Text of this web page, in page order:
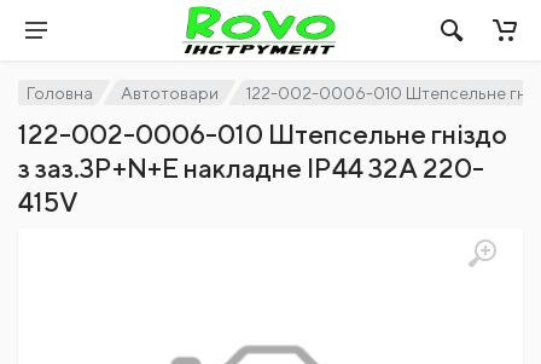
Головна Автотовари 122-002-0006-010 Штепсельне
122-002-0006-010 Штепсельне гніздо
з заз.3P+N+E накладне IP44 32A 220-
415V